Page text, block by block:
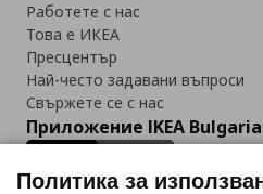
Работете с нас
Това е ИКЕА
Пресцентър
Най-често задавани въпроси
Свържете се с нас
Приложение IKEA
Политика за